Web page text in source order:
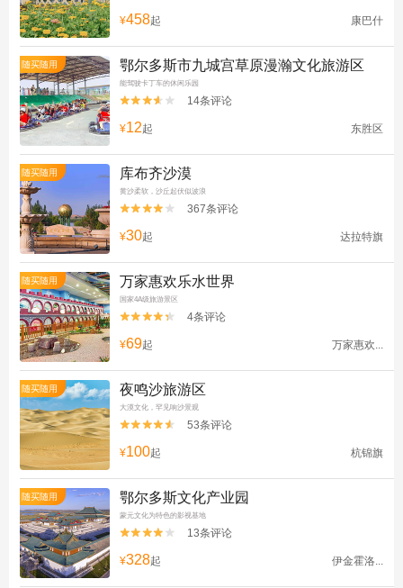
¥458起 康巴什
随买随用 鄂尔多斯市九城宫草原漫瀚文化旅游区
能驾驶卡丁车的休闲乐园

 14条评论
¥12起 东胜区
随买随用 库布齐沙漠
黄沙柔软，沙丘起伏似波浪

 367条评论
¥30起 达拉特旗
随买随用 万家惠欢乐水世界
国家4A级旅游景区

 4条评论
¥69起 万家惠欢...
随买随用 夜鸣沙旅游区
大漠文化，罕见响沙景观

 53条评论
¥100起 杭锦旗
随买随用 鄂尔多斯文化产业园
蒙元文化为特色的影视基地

 13条评论
¥328起 伊金霍洛...